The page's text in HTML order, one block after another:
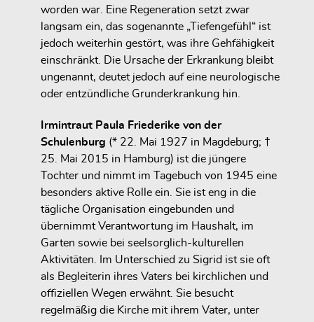
worden war. Eine Regeneration setzt zwar
langsam ein, das sogenannte „Tiefengefühl“ ist
jedoch weiterhin gestört, was ihre Gehfähigkeit
einschränkt. Die Ursache der Erkrankung bleibt
ungenannt, deutet jedoch auf eine neurologische
oder entzündliche Grunderkrankung hin.
Irmintraut Paula Friederike von der
Schulenburg (* 22. Mai 1927 in Magdeburg; †
25. Mai 2015 in Hamburg) ist die jüngere
Tochter und nimmt im Tagebuch von 1945 eine
besonders aktive Rolle ein. Sie ist eng in die
tägliche Organisation eingebunden und
übernimmt Verantwortung im Haushalt, im
Garten sowie bei seelsorglich-kulturellen
Aktivitäten. Im Unterschied zu Sigrid ist sie oft
als Begleiterin ihres Vaters bei kirchlichen und
offiziellen Wegen erwähnt. Sie besucht
regelmäßig die Kirche mit ihrem Vater, unter